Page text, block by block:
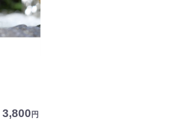
3,800円